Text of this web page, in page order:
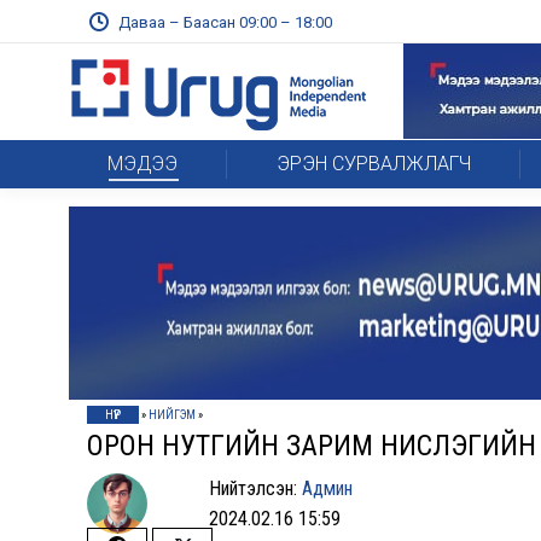
Даваа – Баасан 09:00 – 18:00
МЭДЭЭ ЭРЭН СУРВАЛЖЛАГЧ
НҮҮР » НИЙГЭМ »
ОРОН НУТГИЙН ЗАРИМ НИСЛЭГИЙН
Нийтэлсэн:Админ
2024.02.16 15:59